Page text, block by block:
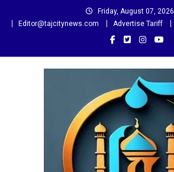
Friday, August 07, 2026
Editor@tajcitynews.com
Advertise Tariff